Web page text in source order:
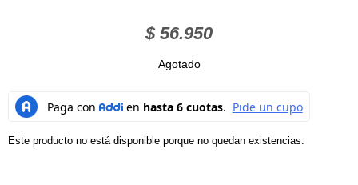
$56.950
Agotado
Este producto no está disponible porque no quedan existencias.